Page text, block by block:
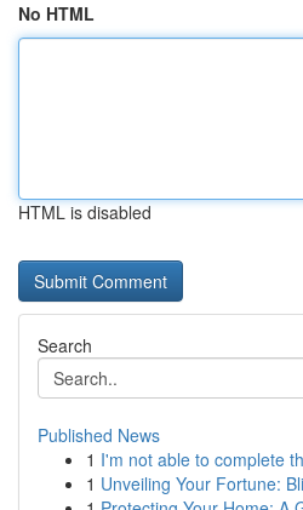
No HTML
HTML is disabled
Search
Published News
1 I'm not able to complete
1 Unveiling Your Fortune: